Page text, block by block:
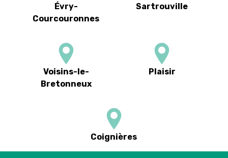
Évry-
Courcouronnes
Sartrouville
Voisins-le-
Bretonneux
Plaisir
Coignières